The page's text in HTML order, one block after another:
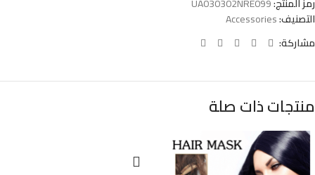
التصنيف:Accessories
مشاركة:
منتجات ذات صلة